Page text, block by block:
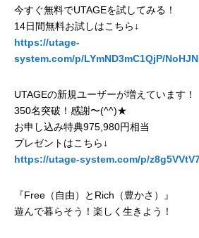
今すぐ無料でUTAGEを試してみる！
14日間無料お試しはこちら↓
https://utage-
system.com/p/LYmND3mC1QjP/
UTAGEの新規ユーザーが増えています！
350名突破！感謝〜(^^)★
お申し込み特典975,980円相当
プレゼントはこちら↓
https://utage-system.com/p/
『Free（自由）とRich（豊かさ）』
遊んで暮らそう！楽しく生きよう！